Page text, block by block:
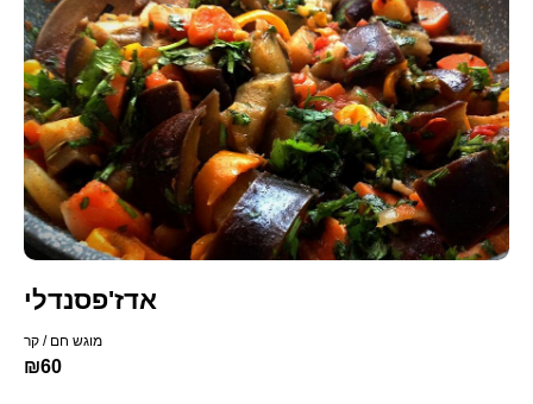
אדז'פסנדלי
מוגש חם / קר
₪60